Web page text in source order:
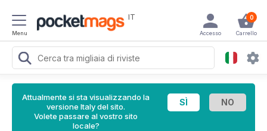
Menu
IT 0
Carrello
Accesso
Attualmente si sta visualizzando la
versione Italy del sito.
Volete passare al vostro sito
locale?